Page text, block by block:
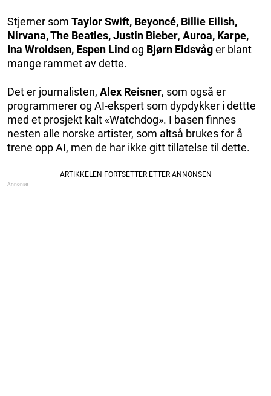
Stjerner som Taylor Swift, Beyoncé, Billie Eilish,
Nirvana, The Beatles, Justin Bieber, Auroa, Karpe,
Ina Wroldsen, Espen Lind og Bjørn Eidsvåger blant
mange rammet av dette.
Det er journalisten, Alex Reisner, som også er
programmerer og AI-ekspert som dypdykker i dettte
med et prosjekt kalt «Watchdog». I basen finnes
nesten alle norske artister, som altså brukes for å
trene opp AI, men de har ikke gitt tillatelse til dette.